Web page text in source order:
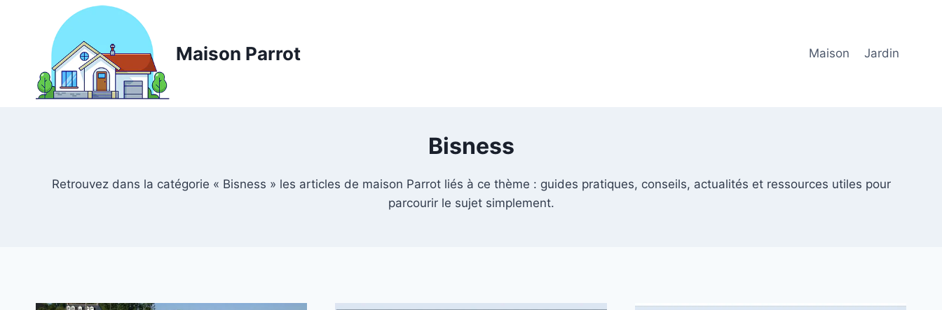
Maison Parrot Maison Jardin
Bisness
Retrouvez dans la catégorie « Bisness » les articles de maison Parrot liés à ce thème : guides pratiques, conseils, actualités et ressources utiles pour
parcourir le sujet simplement.